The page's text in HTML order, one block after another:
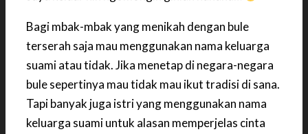
Bagi mbak-mbak yang menikah dengan bule
terserah saja mau menggunakan nama keluarga
suami atau tidak. Jika menetap di negara-negara
bule sepertinya mau tidak mau ikut tradisi di sana.
Tapi banyak juga istri yang menggunakan nama
keluarga suami untuk alasan memperjelas cinta